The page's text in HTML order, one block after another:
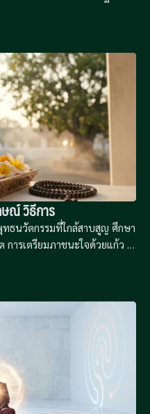
ารวินัยแบบไฮบริดที่ใช้ AI และ
รรมวินัยในยุค Metaverse
ณ์ วิธีการ
ธนวัตกรรมที่ใกล้สาบสูญ ศึกษา
ารเตรียมภาชนะใจด้วยแก้ว 5
ร้างปีติจากฐานความดี เพื่อ
ะบบ